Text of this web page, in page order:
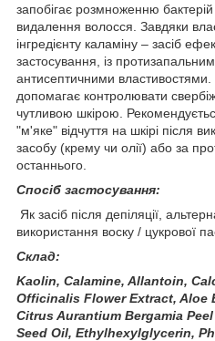
запобігає розмноженню
видалення волосся. Завдяки
інгредієнту каламіну – засіб
застосування, із
антисептичними
допомагає контролювати свербіж
чутливою шкірою.
"м'яке" відчуття на шкірі після
засобу (крему чи олії) або за
останнього.
Спосіб застосування:
Як засіб після депіляції,
використання воску / цукрової
Склад:
Kaolin, Calamine, Allantoin,
Officinalis Flower Extract, Aloe
Citrus Aurantium Bergamia
Seed Oil, Ethylhexylglycerin,